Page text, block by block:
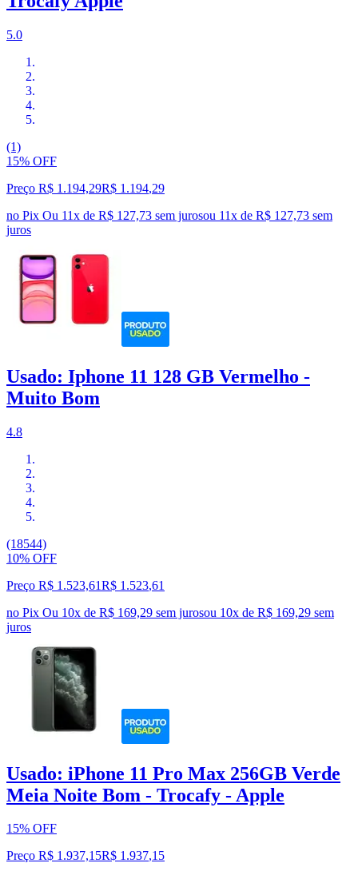
5.0
(1)
15% OFF
Preço R$ 1.194,29R$ 1.194,29
no Pix Ou 11x de R$ 127,73 sem jurosou 11x de R$ 127,73 sem
juros
Usado: Iphone 11 128 GB Vermelho -
Muito Bom
4.8
(18544)
10% OFF
Preço R$ 1.523,61R$ 1.523,61
no Pix Ou 10x de R$ 169,29 sem jurosou 10x de R$ 169,29 sem
juros
Usado: iPhone 11 Pro Max 256GB Verde
Meia Noite Bom - Trocafy - Apple
15% OFF
Preço R$ 1.937,15R$ 1.937,15